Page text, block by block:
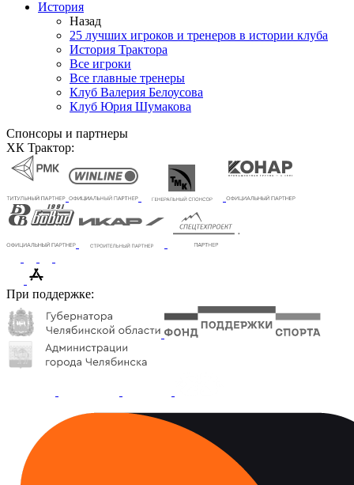
История
Назад
25 лучших игроков и тренеров в истории клуба
История Трактора
Все игроки
Все главные тренеры
Клуб Валерия Белоусова
Клуб Юрия Шумакова
Спонсоры и партнеры
ХК Трактор:
При поддержке: